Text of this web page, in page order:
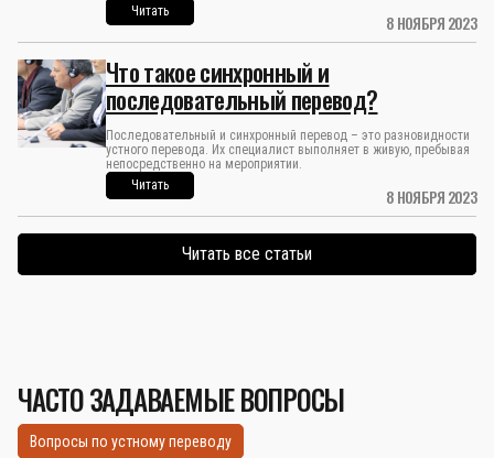
8 НОЯБРЯ 2023
Читать
8 НОЯБРЯ 2023
Что такое синхронный и
последовательный перевод?
Последовательный и синхронный перевод – это разновидности
устного перевода. Их специалист выполняет в живую, пребывая
непосредственно на мероприятии.
Читать
Читать все статьи
ЧАСТО ЗАДАВАЕМЫЕ ВОПРОСЫ
Вопросы по устному переводу